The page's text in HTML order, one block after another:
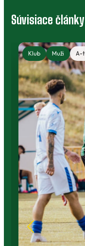
Súvisiace články
Klub Muži A-tím